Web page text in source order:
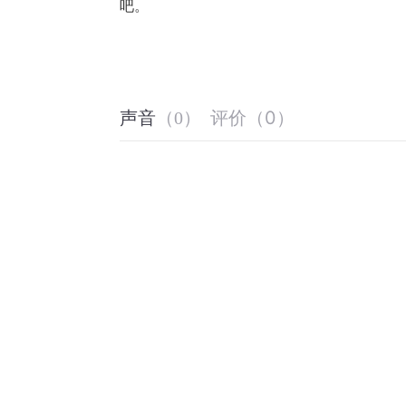
吧。
声音 （0） 评价 （0 ）